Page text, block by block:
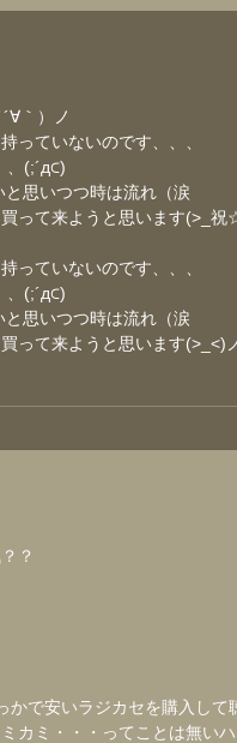
｀）ノ
っていないのです、、、
、(;´д⊂)
思いつつ時は流れ（涙
買って来ようと思います(>_
っていないのです、、、
、(;´д⊂)
思いつつ時は流れ（涙
って来ようと思います(>_<)
？
かで安いラジカセを購入して
カミ・・・ってことは無い